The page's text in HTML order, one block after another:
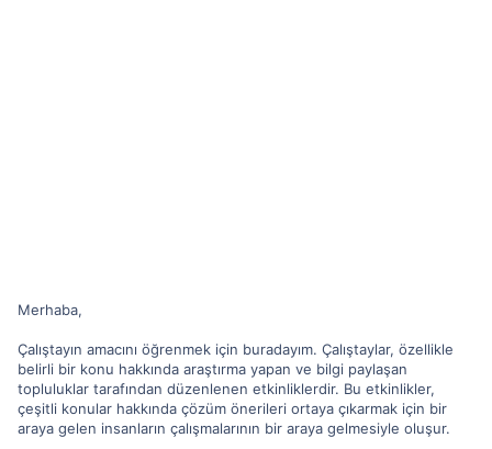
Merhaba,
Çalıştayın amacını öğrenmek için buradayım. Çalıştaylar, özellikle
belirli bir konu hakkında araştırma yapan ve bilgi paylaşan
topluluklar tarafından düzenlenen etkinliklerdir. Bu etkinlikler,
çeşitli konular hakkında çözüm önerileri ortaya çıkarmak için bir
araya gelen insanların çalışmalarının bir araya gelmesiyle oluşur.